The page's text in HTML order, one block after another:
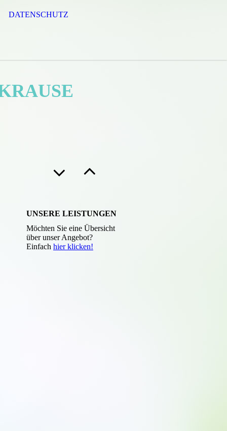
DATENSCHUTZ
UNSERE LEISTUNGEN
Möchten Sie eine Übersicht
über unser Angebot?
Einfach hier klicken!